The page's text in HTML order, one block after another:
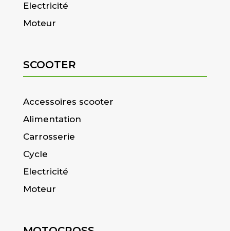
Electricité
Moteur
SCOOTER
Accessoires scooter
Alimentation
Carrosserie
Cycle
Electricité
Moteur